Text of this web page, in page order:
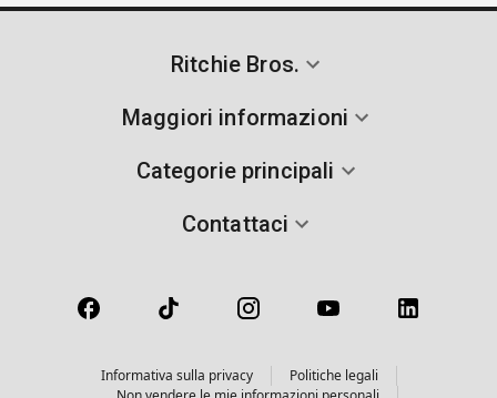
Ritchie Bros.
Maggiori informazioni
Categorie principali
Contattaci
Informativa sulla privacy
Politiche legali